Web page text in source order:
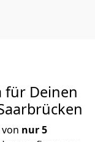
für Deinen
nur 5